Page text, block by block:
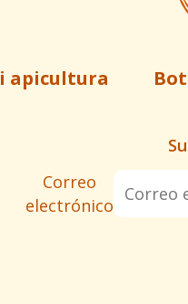
apicultura
Correo
electrónico